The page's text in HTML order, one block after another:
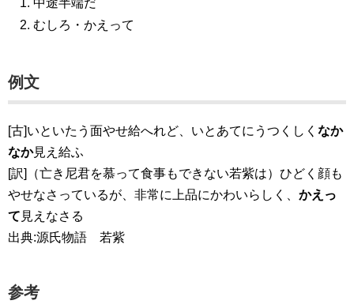
中途半端だ
むしろ・かえって
例文
[古]いといたう面やせ給へれど、いとあてにうつくしく なか
なか見え給ふ
[訳]（亡き尼君を慕って食事もできない若紫は）ひどく顔も
やせなさっているが、非常に上品にかわいらしく、 かえっ
て 見えなさる
出典:源氏物語 若紫
参考